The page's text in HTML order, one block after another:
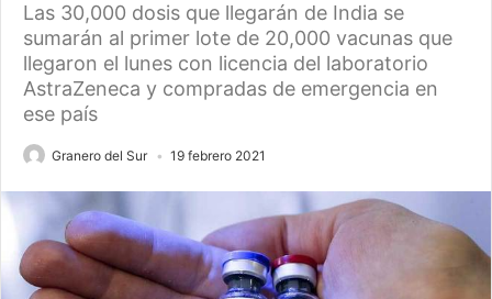
Las 30,000 dosis que llegarán de India se
sumarán al primer lote de 20,000 vacunas que
llegaron el lunes con licencia del laboratorio
AstraZeneca y compradas de emergencia en
ese país
Granero del Sur 19 febrero 2021